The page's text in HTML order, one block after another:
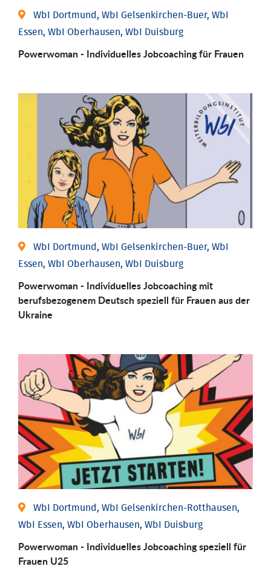
WbI Dortmund, WbI Gelsenkirchen-Buer, WbI
Essen, WbI Oberhausen, WbI Duisburg
Powerwoman - Individu­elles Job­coaching für Frauen
WbI Dortmund, WbI Gelsenkirchen-Buer, WbI
Essen, WbI Oberhausen, WbI Duisburg
Powerwoman - Individuelles Jobcoaching mit
berufsbezogenem Deutsch speziell für Frauen aus der
Ukraine
WbI Dortmund, WbI Gelsenkirchen-Rotthausen,
WbI Essen, WbI Oberhausen, WbI Duisburg
Powerwoman - Individuelles Jobcoaching speziell für
Frauen U25